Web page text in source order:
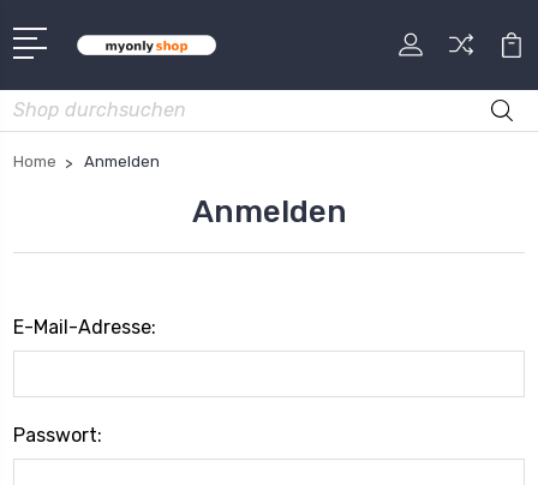
Suche
Home Anmelden
Anmelden
E-Mail-Adresse:
Passwort: